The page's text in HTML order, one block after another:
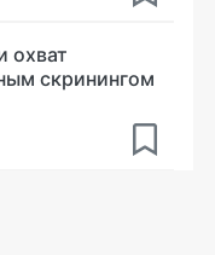
охват
скринингом